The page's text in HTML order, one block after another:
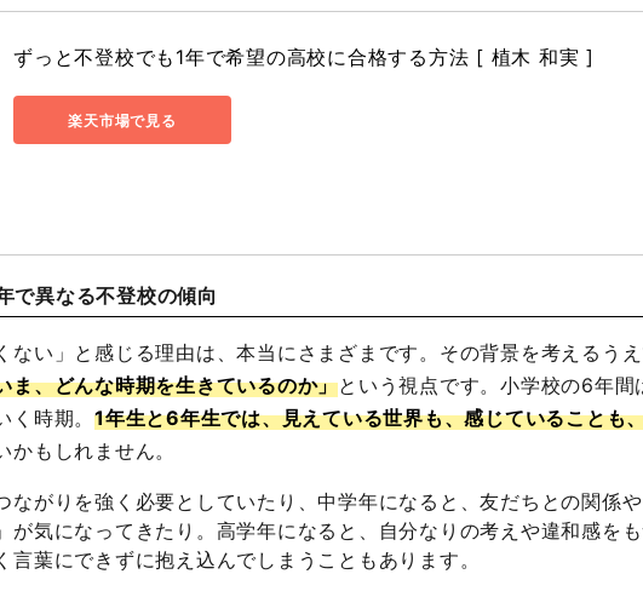
ずっと不登校でも1年で希望の高校に合格する方法 [ 植木 和実 ]
楽天市場で見る
で異なる不登校の傾向
ない」と感じる理由は、本当にさまざまです。その背景を考えるう
ま、どんな時期を生きているのか」という視点です。小学校の6年間
時期。 1年生と6年生では、見えている世界も、感じていることも
かもしれません。
ながりを強く必要としていたり、中学年になると、友だちとの関係や
が気になってきたり。高学年になると、自分なりの考えや違和感を
言葉にできずに抱え込んでしまうこともあります。